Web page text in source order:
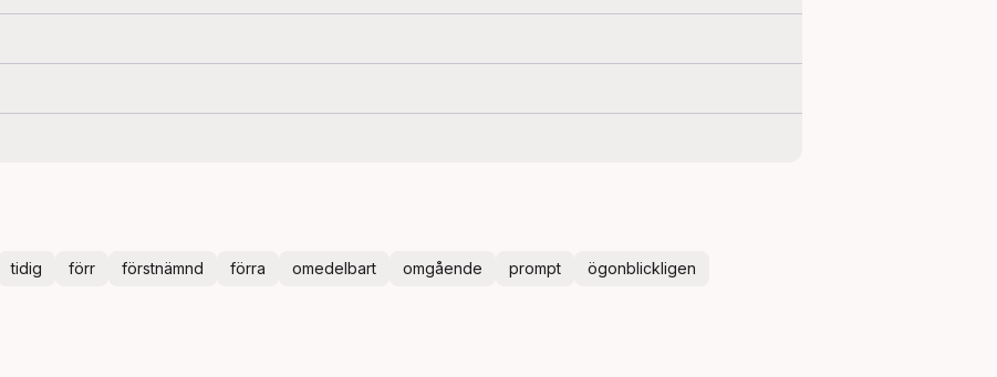
tidig förr förstnämnd förra omedelbart omgående prompt ögonblickligen